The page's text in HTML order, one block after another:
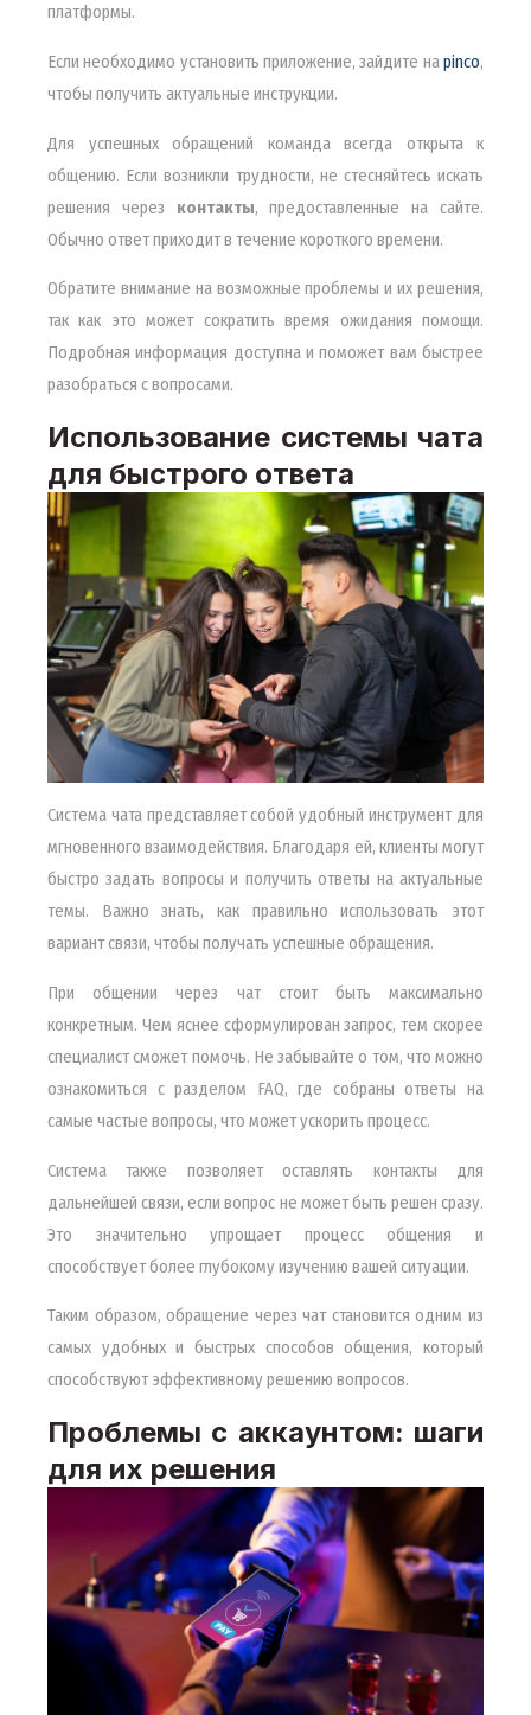
платформы.
Если необходимо установить приложение, зайдите наpinco,
чтобы получить актуальные инструкции.
Для успешных обращений команда всегда открыта к
общению. Если возникли трудности, не стесняйтесь искать
решения через контакты, предоставленные на сайте.
Обычно ответ приходит в течение короткого времени.
Обратите внимание на возможные проблемы и их решения,
так как это может сократить время ожидания помощи.
Подробная информация доступна и поможет вам быстрее
разобраться с вопросами.
Использование системы чата
для быстрого ответа
Система чата представляет собой удобный инструмент для
мгновенного взаимодействия. Благодаря ей, клиенты могут
быстро задать вопросы и получить ответы на актуальные
темы. Важно знать, как правильно использовать этот
вариант связи, чтобы получать успешные обращения.
При общении через чат стоит быть максимально
конкретным. Чем яснее сформулирован запрос, тем скорее
специалист сможет помочь. Не забывайте о том, что можно
ознакомиться с разделом FAQ, где собраны ответы на
самые частые вопросы, что может ускорить процесс.
Система также позволяет оставлять контакты для
дальнейшей связи, если вопрос не может быть решен сразу.
Это значительно упрощает процесс общения и
способствует более глубокому изучению вашей ситуации.
Таким образом, обращение через чат становится одним из
самых удобных и быстрых способов общения, который
способствуют эффективному решению вопросов.
Проблемы с аккаунтом: шаги
для их решения